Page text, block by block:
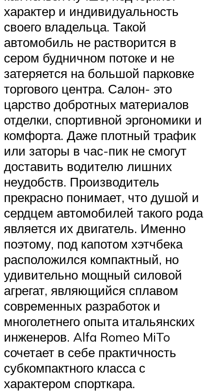
характер и индивидуальность
своего владельца. Такой
автомобиль не растворится в
сером будничном потоке и не
затеряется на большой парковке
торгового центра. Салон- это
царство добротных материалов
отделки, спортивной эргономики и
комфорта. Даже плотный трафик
или заторы в час-пик не смогут
доставить водителю лишних
неудобств. Производитель
прекрасно понимает, что душой и
сердцем автомобилей такого рода
является их двигатель. Именно
поэтому, под капотом хэтчбека
расположился компактный, но
удивительно мощный силовой
агрегат, являющийся сплавом
современных разработок и
многолетнего опыта итальянских
инженеров. Alfa Romeo MiTo
сочетает в себе практичность
субкомпактного класса с
характером спорткара.